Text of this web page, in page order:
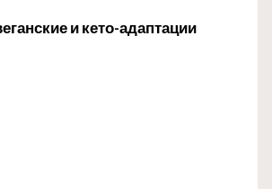
и кето-адаптации